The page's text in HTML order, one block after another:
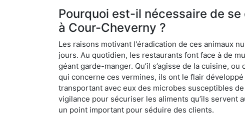
Pourquoi est-il nécessaire de
à Cour-Cheverny ?
Les raisons motivant l'éradication de ces animaux
jours. Au quotidien, les restaurants font face à de
géant garde-manger. Qu’il s’agisse de la cuisine,
qui concerne ces vermines, ils ont le flair
transportant avec eux des microbes susceptibles
vigilance pour sécuriser les aliments qu’ils servent
un point important pour séduire des clients.